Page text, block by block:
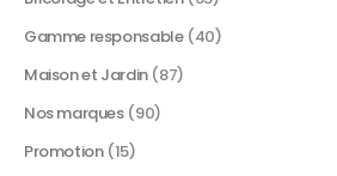
Gamme responsable (40)
Maison et Jardin (87)
Nos marques (90)
Promotion (15)